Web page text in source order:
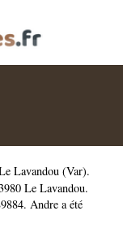
Lavandou (Var).
Le Lavandou.
Andre a été